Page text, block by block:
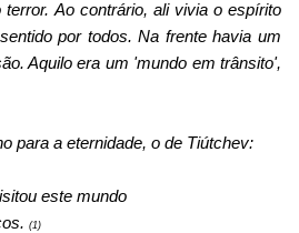
Ao contrário, ali vivia o espírito
por todos. Na frente havia um
Aquilo era um 'mundo em trânsito',
para a eternidade, o de Tiútchev:
este mundo
(1)